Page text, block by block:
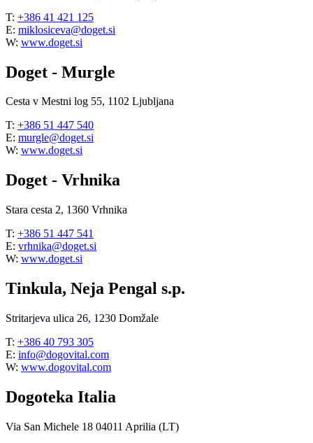
T: +386 41 421 125
E: miklosiceva@doget.si
W: www.doget.si
Doget - Murgle
Cesta v Mestni log 55, 1102 Ljubljana
T: +386 51 447 540
E: murgle@doget.si
W: www.doget.si
Doget - Vrhnika
Stara cesta 2, 1360 Vrhnika
T: +386 51 447 541
E: vrhnika@doget.si
W: www.doget.si
Tinkula, Neja Pengal s.p.
Stritarjeva ulica 26, 1230 Domžale
T: +386 40 793 305
E: info@dogovital.com
W: www.dogovital.com
Dogoteka Italia
Via San Michele 18 04011 Aprilia (LT)